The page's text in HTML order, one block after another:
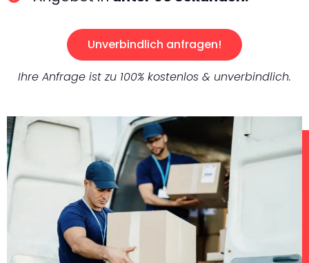
Unverbindlich anfragen!
Ihre Anfrage ist zu 100% kostenlos & unverbindlich.